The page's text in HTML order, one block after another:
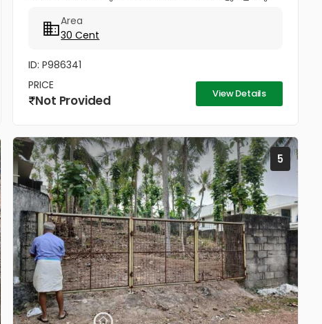
Area
30 Cent
ID: P986341
PRICE
Not Provided View Details
5